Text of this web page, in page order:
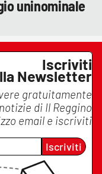
uninominale
Iscriviti
Newsletter
gratuitamente
di Il Reggino
email e iscriviti
Iscriviti